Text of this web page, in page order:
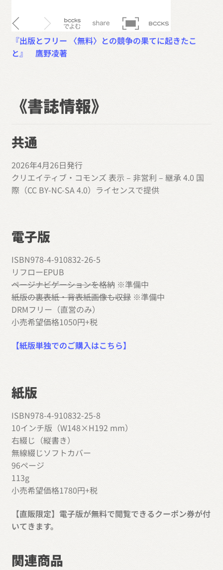
『出版とフリー 〈無料〉との競争の果てに起きたこ
と』 鷹野凌著
《書誌情報》
共通
2026年4月26日発行
クリエイティブ・コモンズ 表示 – 非営利 – 継承 4.0 国
際（CC BY-NC-SA 4.0）ライセンスで提供
電子版
ISBN978-4-910832-26-5
リフローEPUB
ページナビゲーションを格納※準備中
紙版の裏表紙・背表紙画像も収録※準備中
DRMフリー（直営のみ）
小売希望価格1050円+税
【紙版単独でのご購入はこちら】
紙版
ISBN978-4-910832-25-8
10インチ版（W148×H192 mm）
右綴じ（縦書き）
無線綴じソフトカバー
96ページ
113g
小売希望価格1780円+税
【直販限定】電子版が無料で閲覧できるクーポン券が付
いてきます。
関連商品